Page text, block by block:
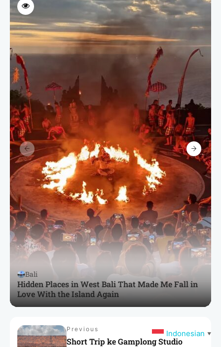
Bali
Hidden Places in West Bali That Made Me Fall in
Love With the Island Again
Previous
Short Trip ke Gamplong Studio
Indonesian ▼